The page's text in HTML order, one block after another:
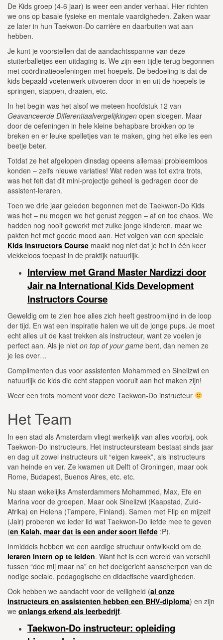
De Kids groep (4-6 jaar) is weer een ander verhaal. Hier richten
we ons op basale fysieke en mentale vaardigheden. Zaken waar
ze later in hun Taekwon-Do carrière en daarbuiten wat aan
hebben.
Je kunt je voorstellen dat de aandachtsspanne van deze
stuiterballetjes een uitdaging is. We zijn een tijdje terug begonnen
met coördinatieoefeningen met hoepels. De bedoeling is dat de
kids bepaald voetenwerk uitvoeren door in en uit de hoepels te
springen, stappen, draaien, etc.
In het begin was het alsof we meteen hoofdstuk 12 van
Geavanceerde Differentiaalvergelijkingen open sloegen. Maar
door de oefeningen in hele kleine behapbare brokken op te
breken en er leuke spelletjes van te maken, ging het elke les een
beetje beter.
Totdat ze het afgelopen dinsdag opeens allemaal probleemloos
konden – zelfs nieuwe variaties! Wat reden was tot extra trots,
was het feit dat dit mini-projectje geheel is gedragen door de
assistent-leraren.
Toen we drie jaar geleden begonnen met de Taekwon-Do Kids
was het – nu mogen we het gerust zeggen – af en toe chaos. We
hadden nog nooit gewerkt met zulke jonge kinderen, maar we
pakten het met goede moed aan. Het volgen van een speciale
Kids Instructors Course maakt nog niet dat je het in één keer
vlekkeloos toepast in de praktijk natuurlijk.
Interview met Grand Master Nardizzi door
Jair na International Kids Development
Instructors Course
Geweldig om te zien hoe alles zich heeft gestroomlijnd in de loop
der tijd. En wat een inspiratie halen we uit de jonge pups. Je moet
echt alles uit de kast trekken als instructeur, want ze voelen je
perfect aan. Als je niet on top of your game bent, dan nemen ze
je les over…
Complimenten dus voor assistenten Mohammed en Sinelizwi en
natuurlijk de kids die echt stappen vooruit aan het maken zijn!
Weer een trots moment voor deze Taekwon-Do instructeur
Het Team
In een stad als Amsterdam vliegt werkelijk van alles voorbij, ook
Taekwon-Do instructeurs. Het instructeursteam bestaat sinds jaar
en dag uit zowel instructeurs uit “eigen kweek”, als instructeurs
van heinde en ver. Ze kwamen uit Delft of Groningen, maar ook
Rome, Budapest, Buenos Aires, etc. etc.
Nu staan wekelijks Amsterdammers Mohammed, Max, Efe en
Marina voor de groepen. Maar ook Sinelizwi (Kaapstad, Zuid-
Afrika) en Helena (Tampere, Finland). Samen met Flip en mijzelf
(Jair) proberen we ieder lid wat Taekwon-Do liefde mee te geven
(en Kalah, maar dat is een ander soort liefde :P).
Inmiddels hebben we een aardige structuur ontwikkeld om de
leraren intern op te leiden. Want het is een wereld van verschil
tussen “doe mij maar na” en het doelgericht aanscherpen van de
nodige sociale, pedagogische en didactische vaardigheden.
Ook hebben we aandacht voor de veiligheid (al onze
instructeurs en assistenten hebben een BHV-diploma) en zijn
we onlangs erkend als leerbedrijf.
Taekwon-Do instructeur: opleiding